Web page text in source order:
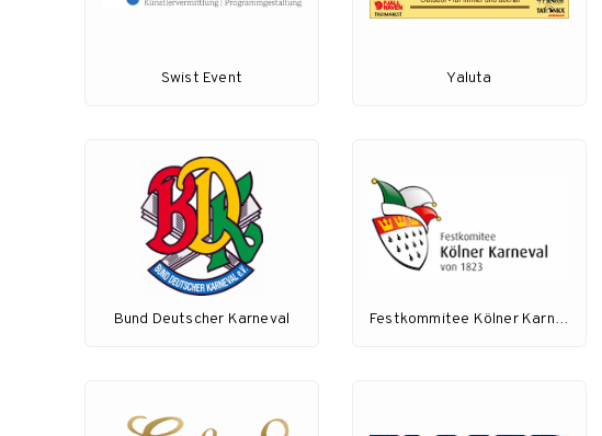
Swist Event Yaluta
Bund Deutscher Karneval Festkommitee Kölner Karneval